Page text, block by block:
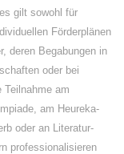
gilt sowohl für
Förderplänen
deren Begabungen in
oder bei
am
am Heureka-
oder an Literatur-
professionalisieren